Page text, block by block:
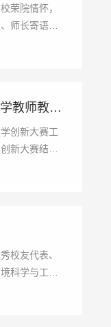
荣院情怀，
师长寄语、
深耕教学创新沃土，培育一流环境人才 ——环境学院获第六届山东大学教师教学创新大...
创新大赛工
新大赛结果
校友代表、
科学与工程